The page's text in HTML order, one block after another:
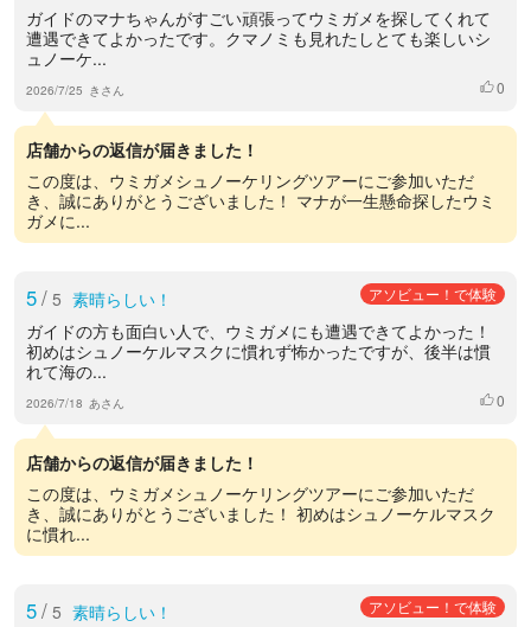
ガイドのマナちゃんがすごい頑張ってウミガメを探してくれて
遭遇できてよかったです。クマノミも見れたしとても楽しいシ
ュノーケ...
2026/7/25 きさん いいね
0
店舗からの返信が届きました！
この度は、ウミガメシュノーケリングツアーにご参加いただ
き、誠にありがとうございました！ マナが一生懸命探したウミ
ガメに...
5/ 5 素晴らしい！ アソビュー！で体験
ガイドの方も面白い人で、ウミガメにも遭遇できてよかった！
初めはシュノーケルマスクに慣れず怖かったですが、後半は慣
れて海の...
2026/7/18 あさん いいね
0
店舗からの返信が届きました！
この度は、ウミガメシュノーケリングツアーにご参加いただ
き、誠にありがとうございました！ 初めはシュノーケルマスク
に慣れ...
5/ 5 素晴らしい！ アソビュー！で体験